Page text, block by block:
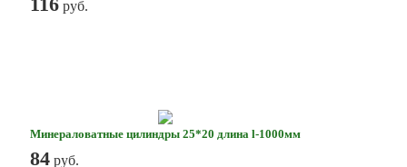
руб.
Минераловатные цилиндры 25*20 длина l-1000мм
84 руб.